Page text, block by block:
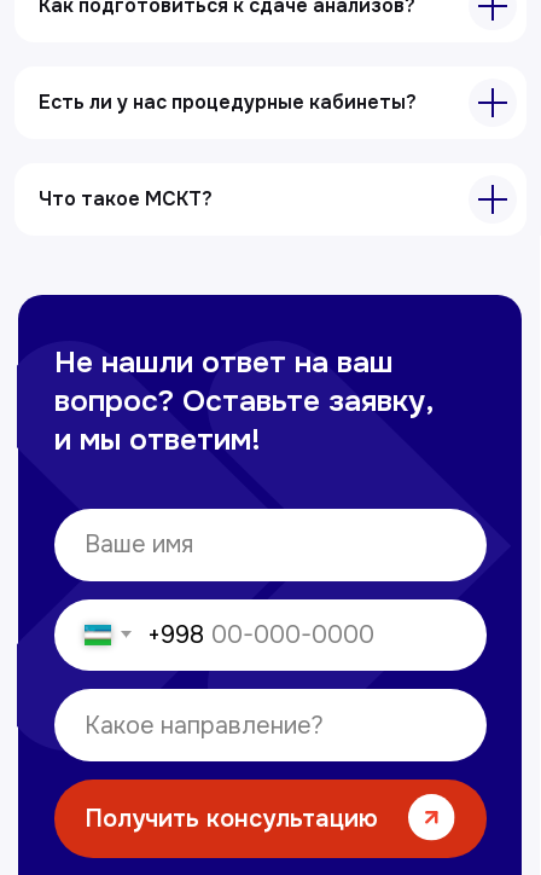
Есть ли у нас процедурные кабинеты?
Что такое МСКТ?
Все услуги
Электрокардиография
Лабораторная диагностика
Контакты
Политика обработки персональных данных
Акции
Специалисты